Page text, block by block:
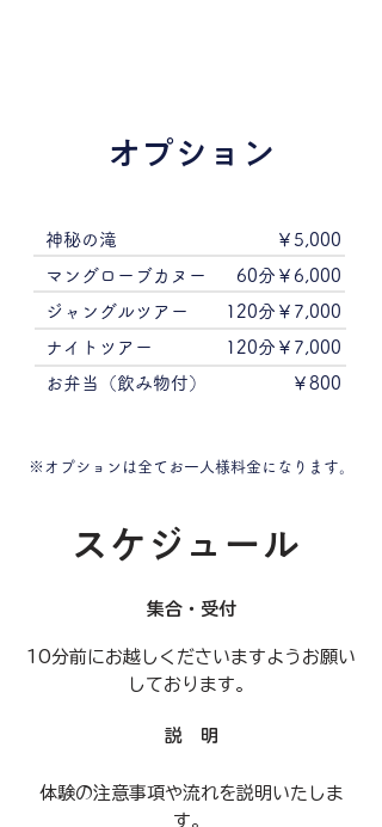
オプション
神秘の滝
マングローブカヌー
ジャングルツアー
ナイトツアー
お弁当（飲み物付）
￥5,000
60分￥6,000
120分￥7,000
120分￥7,000
￥800
※オプションは全てお一人様料金になります。
​スケジュール
集合・受付
​10分前にお越しくださいますようお願い
しております。
説 明
​体験の注意事項や流れを説明いたしま
す。